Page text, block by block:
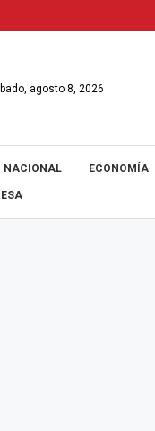
agosto 8, 2026
NACIONAL ECONOMÍA